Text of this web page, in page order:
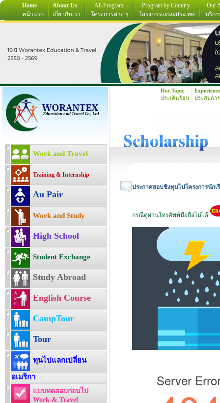
Home
หน้าแรก
About Us
เกี่ยวกับเรา
All Program
โครงการต่าง ๆ
Program by Country
โครงการแต่ละประเทศ
Our
บริกา
Work and Travel
Training & Internship
Au Pair
Work and Study
High School
Student Exchange
Study Abroad
English Course
CampTour
Tour
ทุนไปแลกเปลี่ยน
อเมริกา
แบบทดสอบก่อนไป
Work & Travel
Hot Topic
ประเด็นร้อน
Experience
ประสบกา
ประกาศสอบชิงทุนไปโครงการนักเ
กรณีดูผ่านโทรศัพท์มือถือไม่ได้